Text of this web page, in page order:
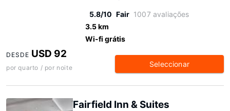
5.8/10 Fair 1007 avaliações
3.5 km
Wi-fi grátis
DESDE USD 92
por quarto / por noite Seleccionar
Fairfield Inn & Suites